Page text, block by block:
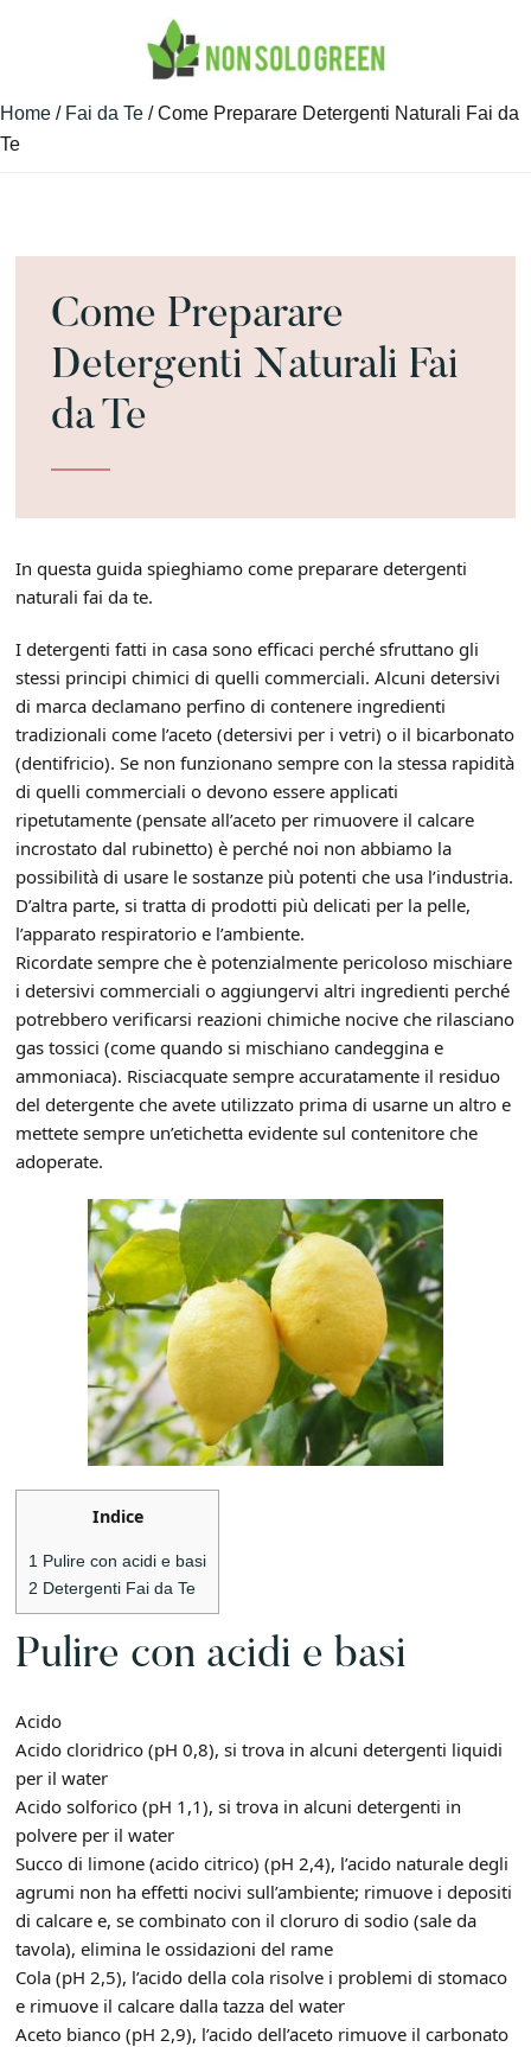
NON
SONO
Green
Home / Fai da Te / Come Preparare Detergenti Naturali Fai da
Te
Come Preparare
Detergenti Naturali Fai
da Te
In questa guida spieghiamo come preparare detergenti
naturali fai da te.
I detergenti fatti in casa sono efficaci perché sfruttano gli
stessi principi chimici di quelli commerciali. Alcuni detersivi
di marca declamano perfino di contenere ingredienti
tradizionali come l’aceto (detersivi per i vetri) o il bicarbonato
(dentifricio). Se non funzionano sempre con la stessa rapidità
di quelli commerciali o devono essere applicati
ripetutamente (pensate all’aceto per rimuovere il calcare
incrostato dal rubinetto) è perché noi non abbiamo la
possibilità di usare le sostanze più potenti che usa l’industria.
D’altra parte, si tratta di prodotti più delicati per la pelle,
l’apparato respiratorio e l’ambiente.
Ricordate sempre che è potenzialmente pericoloso mischiare
i detersivi commerciali o aggiungervi altri ingredienti perché
potrebbero verificarsi reazioni chimiche nocive che rilasciano
gas tossici (come quando si mischiano candeggina e
ammoniaca). Risciacquate sempre accuratamente il residuo
del detergente che avete utilizzato prima di usarne un altro e
mettete sempre un’etichetta evidente sul contenitore che
adoperate.
Indice
1 Pulire con acidi e basi
2 Detergenti Fai da Te
Pulire con acidi e basi
Acido
Acido cloridrico (pH 0,8), si trova in alcuni detergenti liquidi
per il water
Acido solforico (pH 1,1), si trova in alcuni detergenti in
polvere per il water
Succo di limone (acido citrico) (pH 2,4), l’acido naturale degli
agrumi non ha effetti nocivi sull’ambiente; rimuove i depositi
di calcare e, se combinato con il cloruro di sodio (sale da
tavola), elimina le ossidazioni del rame
Cola (pH 2,5), l’acido della cola risolve i problemi di stomaco
e rimuove il calcare dalla tazza del water
Aceto bianco (pH 2,9), l’acido dell’aceto rimuove il carbonato